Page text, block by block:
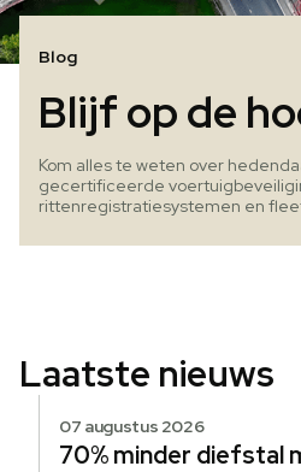
Blog
Blijf op de
Kom alles te weten over
gecertificeerde
rittenregistratiesystemen en
Laatste nieuws
07 augustus 2026
70% minder diefstal